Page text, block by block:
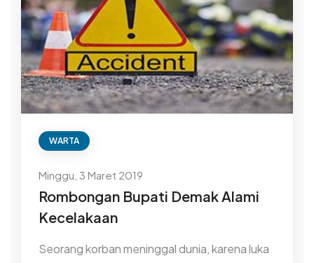
WARTA
Minggu, 3 Maret 2019
Rombongan Bupati Demak Alami
Kecelakaan
Seorang korban meninggal dunia, karena luka